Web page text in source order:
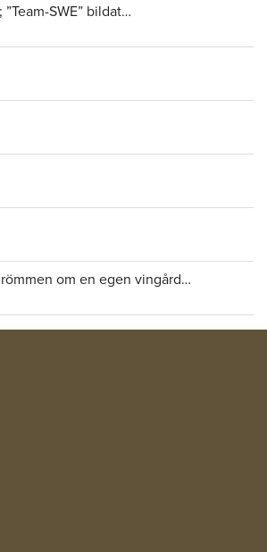
SWE” bildat…
om en egen vingård…